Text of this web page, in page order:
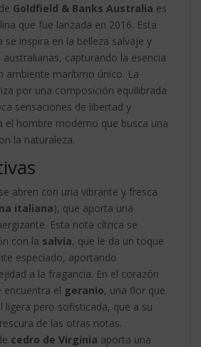
de Goldfield & Banks Australia es
que fue lanzada en 2016. Esta
inspira en la belleza salvaje y
capturando la esencia
ambiente marítimo único. La
por una composición equilibrada
sensaciones de libertad y
el hombre moderno que busca una
la naturaleza.
se abren con una vibrante y fresca
italiana), que aporta una
Esta nota cítrica se
con la salvia, que le da un toque
especiado, aportando
a la fragancia. En el corazón
encuentra el geranio, una flor que
ligera pero sofisticada, que a su
de las otras notas.
cedro de Virginia aporta una